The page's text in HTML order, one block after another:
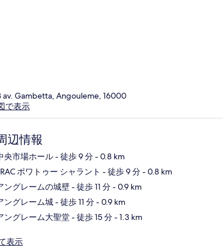
av. Gambetta, Angouleme, 16000
で表示
辺情報
央市場ホール- 徒歩 9 分- 0.8 km
ポワトゥー シャラント - 徒歩 9 分- 0.8 km
ングレームの城壁- 徒歩 11 分- 0.9 km
ングレーム城- 徒歩 11 分- 0.9 km
ングレーム大聖堂- 徒歩 15 分- 1.3 km
表示